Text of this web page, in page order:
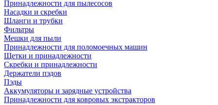
Принадлежности для пылесосов
Насадки и скребки
Шланги и трубки
Фильтры
Мешки для пыли
Принадлежности для поломоечных машин
Щетки и принадлежности
Скребки и принадлежности
Держатели пэдов
Пэды
Аккумуляторы и зарядные устройства
Принадлежности для ковровых экстракторов